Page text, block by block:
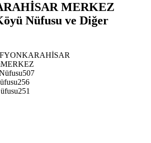
MERKEZ
Nüfusu ve Diğer
MERKEZ
507
256
251